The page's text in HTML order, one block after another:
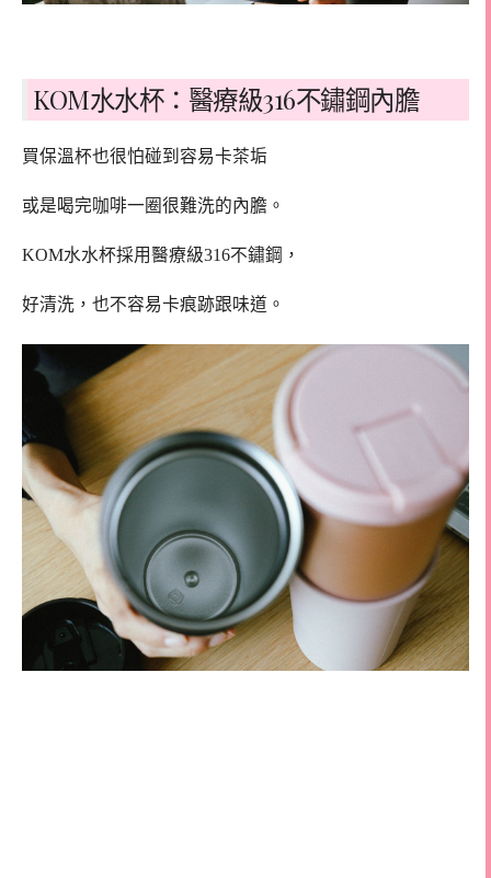
KOM水水杯：醫療級316不鏽鋼內膽
買保溫杯也很怕碰到容易卡茶垢
或是喝完咖啡一圈很難洗的內膽。
KOM水水杯採用醫療級316不鏽鋼，
好清洗，也不容易卡痕跡跟味道。